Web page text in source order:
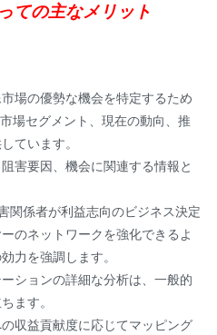
ての主なメリット
場の優勢な機会を特定するため
場セグメント、現在の動向、推
ています。
害要因、機会に関連する情報と
関係者が利益志向のビジネス決定
のネットワークを強化できるよ
力を強調します。
ションの詳細な分析は、一般的
ます。
収益貢献度に応じてマッピング